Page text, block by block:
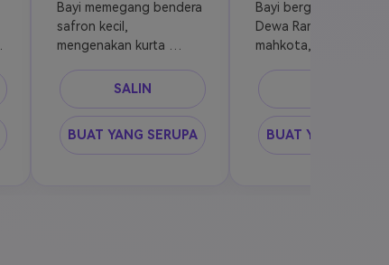
Bayi memegang bendera
safron kecil,
mengenakan kurta
lampu di belakang,
ekspresi gembira, ultra
realistis, nada hangat
SALIN
BUAT YANG SERUPA
Bayi bergaya seperti
Dewa Ram kerajaan,
mahkota, perhiasan,
belakang pilar kuil,
cahaya bersinar,
tampilan potret kelas
atasBUAT YANG